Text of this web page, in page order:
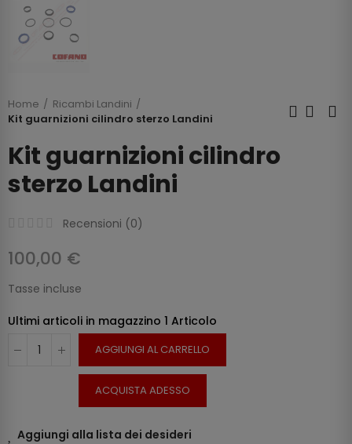
Home
Ricambi Landini
Kit guarnizioni cilindro sterzo Landini
Kit guarnizioni cilindro
sterzo Landini
Recensioni (0)
100,00 €
Tasse incluse
Ultimi articoli in magazzino 1 Articolo
AGGIUNGI AL CARRELLO
ACQUISTA ADESSO
Aggiungi alla lista dei desideri